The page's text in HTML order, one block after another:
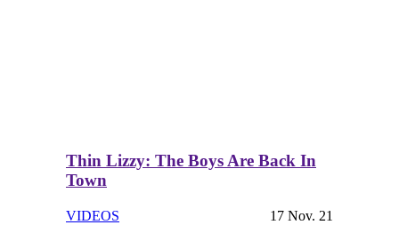
Thin Lizzy: The Boys Are Back In
Town
VIDEOS 17 Nov. 21